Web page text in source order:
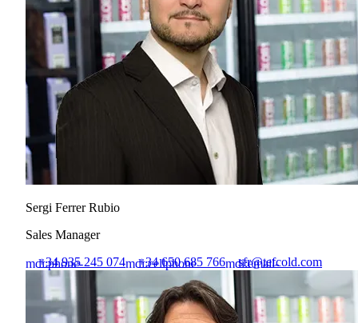
Sergi Ferrer Rubio
Sales Manager
mdi:phone-
outline
+34 935 245 074mdi:cellphone
+34 650 685 766mdi:email-
outline
sfr@tefcold.com